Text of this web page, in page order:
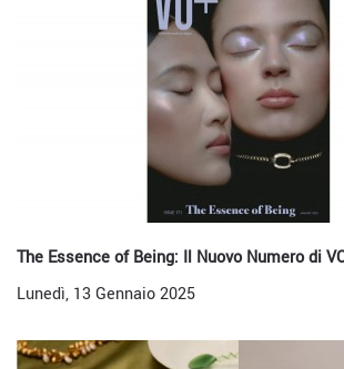
The Essence of Being: Il Nuovo Numero di
Lunedì, 13 Gennaio 2025